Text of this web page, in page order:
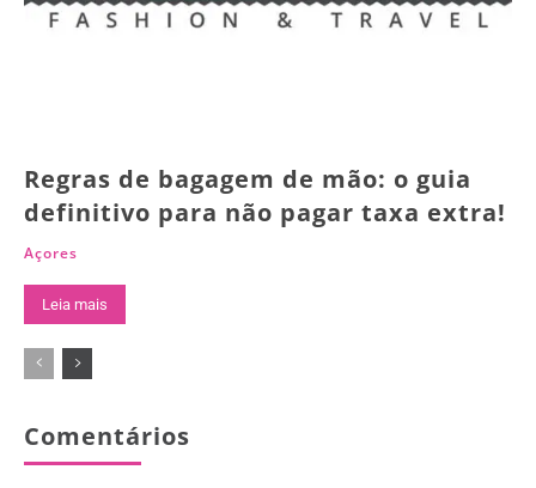
Regras de bagagem de mão: o guia
definitivo para não pagar taxa extra!
Açores
Leia mais
Comentários